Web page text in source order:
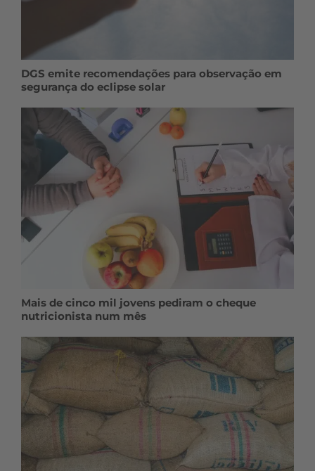
DGS emite recomendações para observação em
segurança do eclipse solar
Mais de cinco mil jovens pediram o cheque
nutricionista num mês